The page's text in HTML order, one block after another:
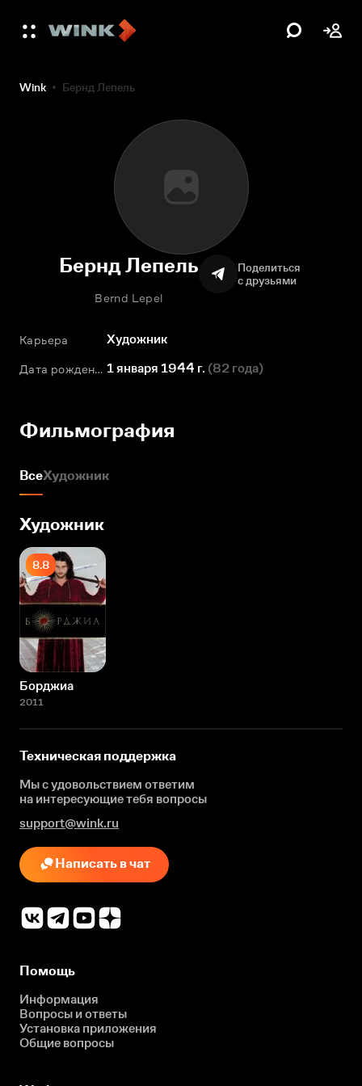
Wink Бернд Лепель
Бернд Лепель
Bernd Lepel
Поделиться
с друзьями
Карьера Художник
Дата рождения 1 января 1944 г. (82 года)
Фильмография
ВсеХудожник
Художник
8.8
Борджиа
2011
Техническая поддержка
Мы с удовольствием ответим
на интересующиетебя вопросы
support@wink.ru
Написать в чат
Помощь
Информация
Вопросы и ответы
Установка приложения
Общие вопросы